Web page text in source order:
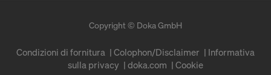
Copyright © Doka GmbH
Condizioni di fornitura Colophon/Disclaimer
Informativa
sulla privacy
doka.com Cookie